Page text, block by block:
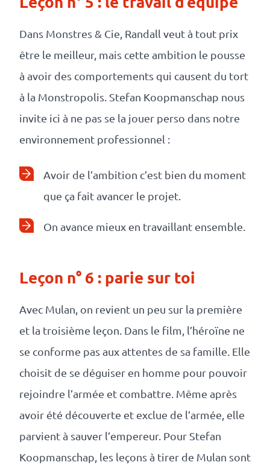
Dans Monstres & Cie, Randall veut à tout prix
être le meilleur, mais cette ambition le pousse
à avoir des comportements qui causent du tort
à la Monstropolis. Stefan Koopmanschap nous
invite ici à ne pas se la jouer perso dans notre
environnement professionnel :
Avoir de l’ambition c’est bien du moment
que ça fait avancer le projet.
On avance mieux en travaillant ensemble.
Leçon n° 6 : parie sur toi
Avec Mulan, on revient un peu sur la première
et la troisième leçon. Dans le film, l’héroïne ne
se conforme pas aux attentes de sa famille. Elle
choisit de se déguiser en homme pour pouvoir
rejoindre l’armée et combattre. Même après
avoir été découverte et exclue de l’armée, elle
parvient à sauver l’empereur. Pour Stefan
Koopmanschap, les leçons à tirer de Mulan sont